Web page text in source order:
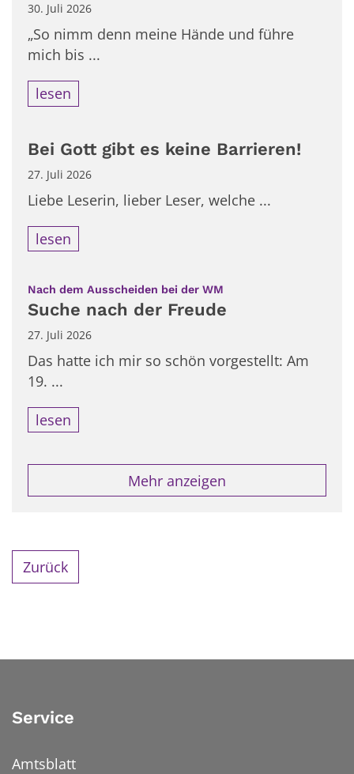
30. Juli 2026
„So nimm denn meine Hände und führe
mich bis ...
lesen
Bei Gott gibt es keine Barrieren!
27. Juli 2026
Liebe Leserin, lieber Leser, welche ...
lesen
Nach dem Ausscheiden bei der WM
Suche nach der Freude
27. Juli 2026
Das hatte ich mir so schön vorgestellt: Am
19. ...
lesen
Mehr anzeigen
Zurück
Service
Amtsblatt